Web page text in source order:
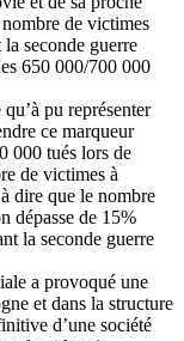
de victimes
seconde guerre
650 000/700 000
pu représenter
ce marqueur
000 tués lors de
de victimes à
dire que le nombre
dépasse de 15%
la seconde guerre
a provoqué une
et dans la structure
d’une société